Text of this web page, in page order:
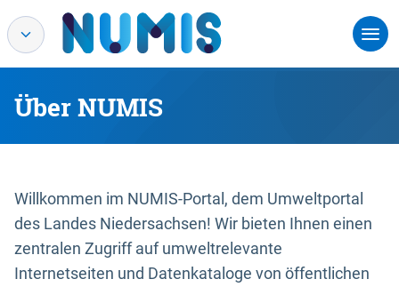
Über NUMIS
Willkommen im NUMIS-Portal, dem Umweltportal
des Landes Niedersachsen! Wir bieten Ihnen einen
zentralen Zugriff auf umweltrelevante
Internetseiten und Datenkataloge von öffentlichen